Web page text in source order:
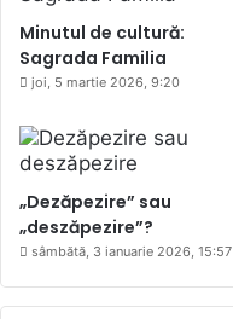
Minutul de cultură:
Sagrada Familia
joi, 5 martie 2026, 9:20
„Dezăpezire” sau
„deszăpezire”?
sâmbătă, 3 ianuarie 2026, 15:57